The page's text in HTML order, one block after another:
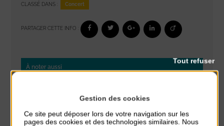
CLASSÉ DANS : Concert
PARTAGER CETTE INFO :
À noter aussi
Gestion des cookies
Ce site peut déposer lors de votre navigation sur les
pages des cookies et des technologies similaires. Nous
Tout refuser